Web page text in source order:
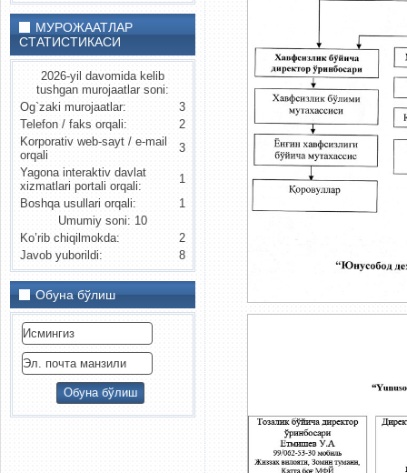
МУРОЖААТЛАР
СТАТИСТИКАСИ
2026-yil davomida kelib
tushgan murojaatlar soni:
Og`zaki murojaatlar:
3
Telefon / faks orqali:
2
Korporativ web-sayt / e-mail
orqali
3
Yagona interaktiv davlat
xizmatlari portali orqali:
1
Boshqa usullari orqali:
1
Umumiy soni: 10
Ko’rib chiqilmokda:
2
Javob yuborildi:
8
Обуна бўлиш